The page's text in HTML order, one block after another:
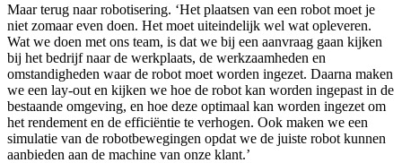
Maar terug naar robotisering. ‘Het plaatsen van een robot moet je
niet zomaar even doen. Het moet uiteindelijk wel wat opleveren.
Wat we doen met ons team, is dat we bij een aanvraag gaan kijken
bij het bedrijf naar de werkplaats, de werkzaamheden en
omstandigheden waar de robot moet worden ingezet. Daarna maken
we een lay-out en kijken we hoe de robot kan worden ingepast in de
bestaande omgeving, en hoe deze optimaal kan worden ingezet om
het rendement en de efficiëntie te verhogen. Ook maken we een
simulatie van de robotbewegingen opdat we de juiste robot kunnen
aanbieden aan de machine van onze klant.’